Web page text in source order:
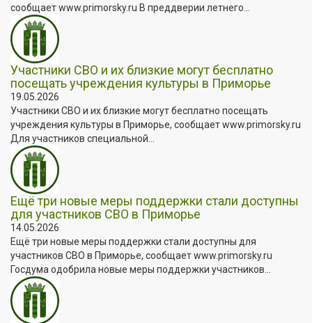
сообщает www.primorsky.ru В преддверии летнего...
Участники СВО и их близкие могут бесплатно
посещать учреждения культуры в Приморье
19.05.2026
Участники СВО и их близкие могут бесплатно посещать
учреждения культуры в Приморье, сообщает www.primorsky.ru
Для участников специальной...
Ещё три новые меры поддержки стали доступны
для участников СВО в Приморье
14.05.2026
Ещё три новые меры поддержки стали доступны для
участников СВО в Приморье, сообщает www.primorsky.ru
Госдума одобрила новые меры поддержки участников...